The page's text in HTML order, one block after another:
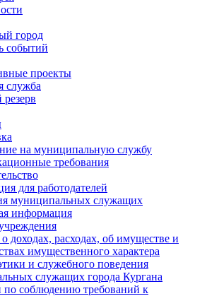
город
событий
проекты
служба
на муниципальную службу
требования
для работодателей
муниципальных служащих
информация
доходах, расходах, об имуществе и
имущественного характера
и служебного поведения
служащих города Кургана
по соблюдению требований к